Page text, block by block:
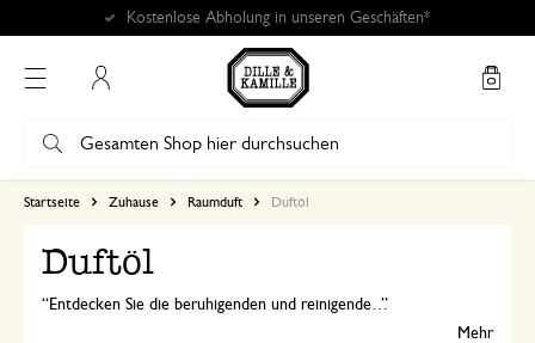
Kostenlose Abholung in unseren Geschäften*
Startseite Zuhause Raumduft Duftöl
Duftöl
Entdecken Sie die beruhigenden und reinigenden Duftöle von Dille & Kamille. Verwenden Sie das Bio-Duftöl zum Beispiel in einer Duftlampe für einen herrlichen Duft in Ihrem Zuhause.
Mehr